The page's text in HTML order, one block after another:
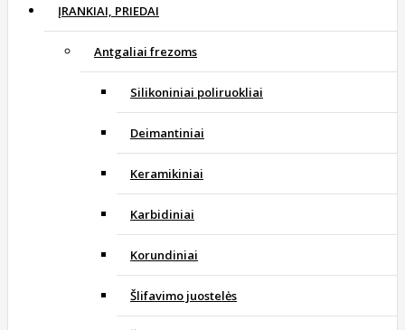
ĮRANKIAI, PRIEDAI
Antgaliai frezoms
Silikoniniai poliruokliai
Deimantiniai
Keramikiniai
Karbidiniai
Korundiniai
Šlifavimo juostelės